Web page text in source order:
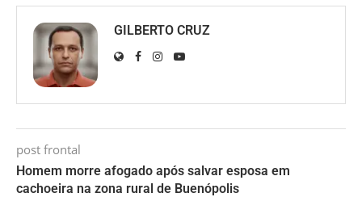
GILBERTO CRUZ
post frontal
Homem morre afogado após salvar esposa em
cachoeira na zona rural de Buenópolis